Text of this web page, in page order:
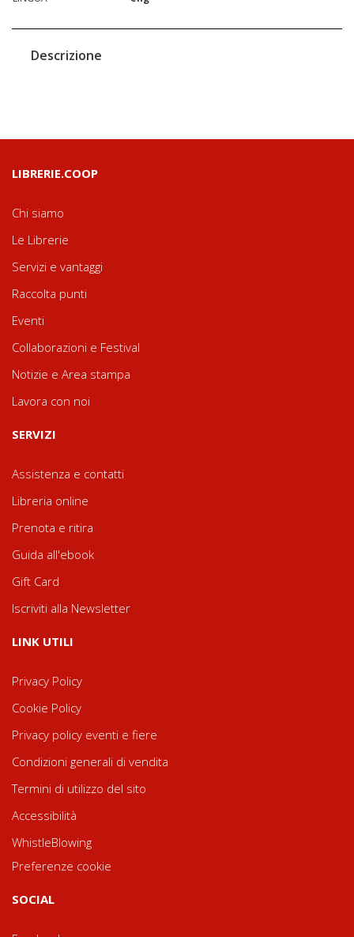
Descrizione
LIBRERIE.COOP
Chi siamo
Le Librerie
Servizi e vantaggi
Raccolta punti
Eventi
Collaborazioni e Festival
Notizie e Area stampa
Lavora con noi
SERVIZI
Assistenza e contatti
Libreria online
Prenota e ritira
Guida all'ebook
Gift Card
Iscriviti alla Newsletter
LINK UTILI
Privacy Policy
Cookie Policy
Privacy policy eventi e fiere
Condizioni generali di vendita
Termini di utilizzo del sito
Accessibilità
WhistleBlowing
Preferenze cookie
SOCIAL